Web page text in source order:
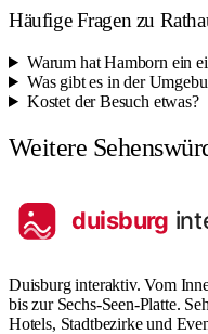
Häufige Fragen zu
Warum hat Hamborn ein
Was gibt es in der
Kostet der Besuch etwas?
Weitere
Duisburg interaktiv. Vom
bis zur Sechs-Seen-Platte.
Hotels, Stadtbezirke und